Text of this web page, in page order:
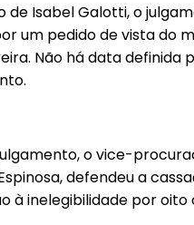
de Isabel Galotti, o
um pedido de vista do
Não há data definida
o vice-
defendeu a
à inelegibilidade por oito